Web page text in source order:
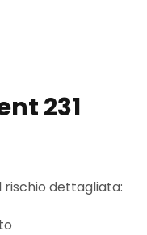
231
dettagliata: